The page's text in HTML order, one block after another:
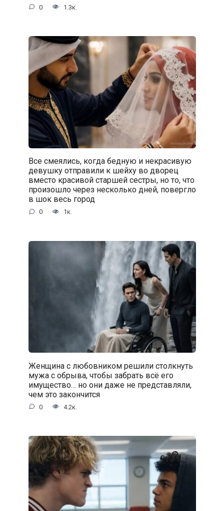
0 1.3к.
Все смеялись, когда бедную и некрасивую
девушку отправили к шейху во дворец
вместо красивой старшей сестры, но то, что
произошло через несколько дней, повергло
в шок весь город
0 1к.
Женщина с любовником решили столкнуть
мужа с обрыва, чтобы забрать всё его
имущество… но они даже не представляли,
чем это закончится
0 4.2к.